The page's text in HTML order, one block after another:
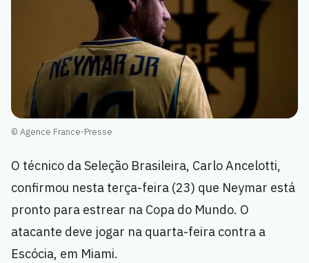
© Agence France-Presse
O técnico da Seleção Brasileira, Carlo Ancelotti,
confirmou nesta terça-feira (23) que Neymar está
pronto para estrear na Copa do Mundo. O
atacante deve jogar na quarta-feira contra a
Escócia, em Miami.